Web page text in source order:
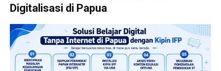
Digitalisasi di Papua